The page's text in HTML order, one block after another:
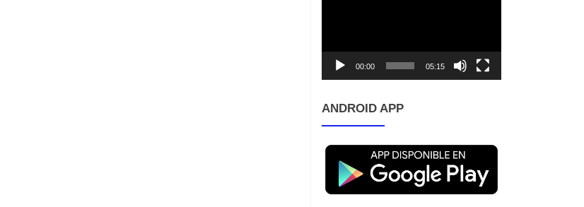
00:00 05:15
ANDROID APP